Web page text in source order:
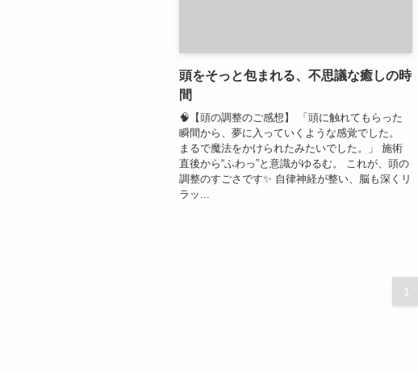
頭をそっと包まれる、不思議な癒しの時
間
🧠【頭の調整のご感想】 「頭に触れてもらった
瞬間から、夢に入っていくような感覚でした。
まるで魔法をかけられたみたいでした。」 施術
直後から“ふわっ”と意識がゆるむ。 これが、頭の
調整のすごさです✨ 自律神経が整い、脳も深くリ
ラッ...
1